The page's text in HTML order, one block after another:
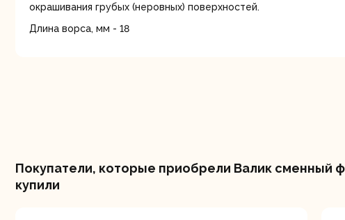
окрашивания грубых (неровных) поверхностей.
Длина ворса, мм - 18
Покупатели, которые приобрели Валик
купили